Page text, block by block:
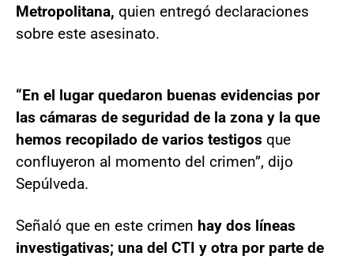
Metropolitana, quien entregó declaraciones
sobre este asesinato.
“En el lugar quedaron buenas evidencias por
las cámaras de seguridad de la zona y la que
hemos recopilado de varios testigos que
confluyeron al momento del crimen”, dijo
Sepúlveda.
Señaló que en este crimen hay dos líneas
investigativas; una del CTI y otra por parte de